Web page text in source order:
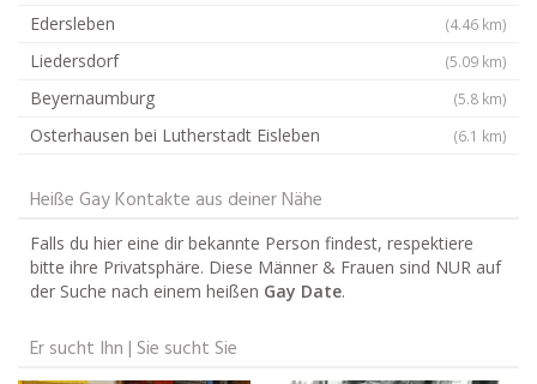
Edersleben (4.46 km)
Liedersdorf (5.09 km)
Beyernaumburg (5.8 km)
Osterhausen bei Lutherstadt Eisleben (6.1 km)
Heiße Gay Kontakte aus deiner Nähe
Falls du hier eine dir bekannte Person findest, respektiere
bitte ihre Privatsphäre. Diese Männer & Frauen sind NUR auf
der Suche nach einem heißen Gay Date.
Er sucht Ihn | Sie sucht Sie